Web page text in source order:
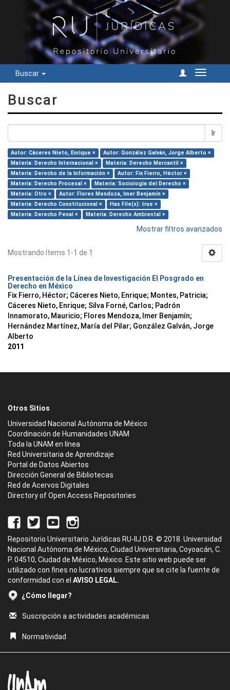
Buscar
Cambiar
Buscar
Ir
Autor: Cáceres Nieto, Enrique ×
Autor: González Galván, Jorge Alberto ×
Materia: Derecho Internacional ×
Materia: Derecho Mercantil ×
Materia: Derecho de la Información ×
Autor: Fix Fierro, Héctor ×
Materia: Derecho Procesal ×
Materia: Sociología del Derecho ×
Materia: Otro ×
Autor: Flores Mendoza, Imer Benjamín ×
Materia: Derecho Constitucional ×
Has File(s): true ×
Materia: Derecho Penal ×
Materia: Derecho Ambiental ×
Mostrar filtros avanzados
Mostrando ítems 1-1 de 1
Presentación de la Línea de Investigación El Posgrado en
Derecho en México
Fix Fierro, Héctor; Cáceres Nieto, Enrique; Montes, Patricia;
Cáceres Nieto, Enrique; Silva Forné, Carlos; Padrón
Innamorato, Mauricio; Flores Mendoza, Imer Benjamín;
Hernández Martínez, María del Pilar; González Galván, Jorge
Alberto
2011
Otros Sitios
Universidad Nacional Autónoma de México
Coordinación de Humanidades UNAM
Toda la UNAM en línea
Red Universitaria de Aprendizaje
Portal de Datos Abiertos
Dirección General de Bibliotecas
Red de Acervos Digitales
Directory of Open Access Repositories
Repositorio Universitario Jurídicas RU-IIJ D.R. © 2018. Universidad
Nacional Autónoma de México, Ciudad Universitaria, Coyoacán, C.
P. 04510, Ciudad de México, México. Este sitio web puede ser
utilizado con fines no lucrativos siempre que se cite la fuente de
conformidad con el AVISO LEGAL.
¿Cómo llegar?
Suscripción a actividades académicas
Normatividad